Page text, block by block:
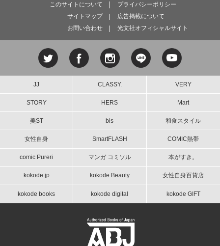
このサイトについて
プライバシーポリシー
サイトマップ
広告掲載について
お問い合わせ
光文社オフィシャルサイト
JJ CLASSY. VERY
STORY HERS Mart
美ST bis 和食スタイル
女性自身 SmartFLASH COMIC熱帯
comic Pureri マンガ コミソル 本がすき。
kokode.jp kokode Beauty 女性自身百貨店
kokode books kokode digital kokode GIFT